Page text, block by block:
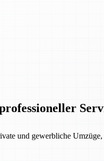
und gewerbliche